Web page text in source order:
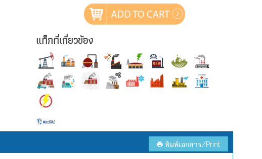
แท็กที่เกี่ยวข้อง
พิมพ์เอกสาร/Print